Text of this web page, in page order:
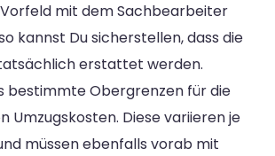
mit dem Sachbearbeiter
kannst Du sicherstellen, dass die
erstattet werden.
bestimmte Obergrenzen für die
Umzugskosten. Diese variieren je
müssen ebenfalls vorab mit